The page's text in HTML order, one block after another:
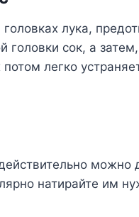
лука,
головки сок, а
легко
можно
натирайте им